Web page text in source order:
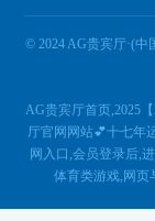
© 2024 AG贵宾厅·(
AG贵宾厅首页,2025
厅官网网站💕十七年
网入口,会员登录后,
体育类游戏,网页